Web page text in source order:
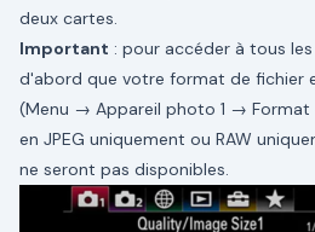
deux cartes.
Important : pour accéder à tous
d'abord que votre format de fichier
(Menu → Appareil photo 1 → Format
en JPEG uniquement ou RAW
ne seront pas disponibles.